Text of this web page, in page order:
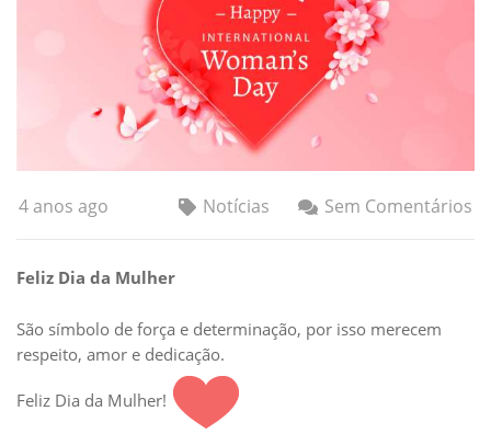
4 anos ago Notícias Sem Comentários
Feliz Dia da Mulher
São símbolo de força e determinação, por isso merecem
respeito, amor e dedicação.
Feliz Dia da Mulher!